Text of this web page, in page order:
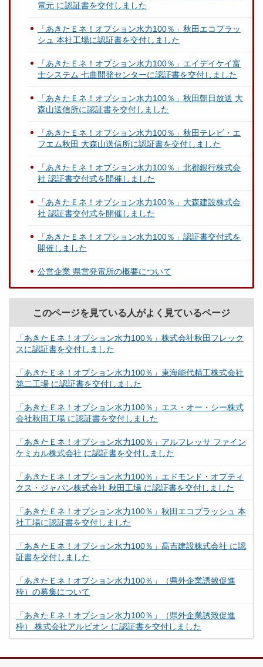
電元 に認証書を交付しました
「あきたＥネ！オプション水力100％」秋田エコプラッ
シュ 本社工場に認証書を交付しました
「あきたＥネ！オプション水力100％」エイデイケイ富
士システム 七曲開発センターに認証書を交付しました
「あきたＥネ！オプション水力100％」秋田朝日放送 大
森山送信所に認証書を交付しました
「あきたＥネ！オプション水力100％」秋田テレビ・エ
フエム秋田 大森山送信所に認証書を交付しました
「あきたＥネ！オプション水力100％」北都銀行株式会
社 認証書交付式を開催しました
「あきたＥネ！オプション水力100％」大森建設株式会
社 認証書交付式を開催しました
「あきたＥネ！オプション水力100％」認証書交付式を
開催しました
公営企業 県営発電所の概要について
このページを見ている人がよく見ているページ
「あきたＥネ！オプション水力100％」株式会社秋田フレック
スに認証書を交付しました
「あきたＥネ！オプション水力100％」東海能代精工株式会社
第二工場 に認証書を交付しました
「あきたＥネ！オプション水力100％」エス・オー・シー株式
会社秋田工場 に認証書を交付しました
「あきたＥネ！オプション水力100％」アルフレッサ ファイン
ケミカル株式会社 に認証書を交付しました
「あきたＥネ！オプション水力100％」エドモンド・オプティ
クス・ジャパン株式会社 秋田工場 に認証書を交付しました
「あきたＥネ！オプション水力100％」秋田エコプラッシュ 本
社工場に認証書を交付しました
「あきたＥネ！オプション水力100％」髙吉建設株式会社 に認
証書を交付しました
「あきたＥネ！オプション水力100％」（県外企業誘致促進
枠）の募集について
「あきたＥネ！オプション水力100％」（県外企業誘致促進
枠） 株式会社アルビオン に認証書を交付しました